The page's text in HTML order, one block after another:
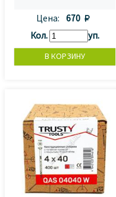
Цена:
670 
Кол.
уп.